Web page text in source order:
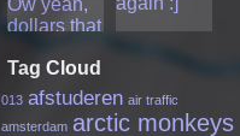
Tag Cloud
013 afstuderen air traffic
amsterdam arctic monkeys